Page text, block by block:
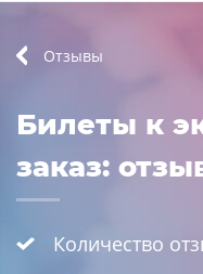
Отзывы
Билеты к
заказ:
Количество